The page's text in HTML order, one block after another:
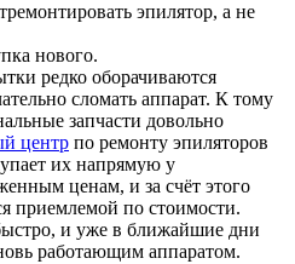
эпилятор, а не
нового.
редко оборачиваются
сломать аппарат. К тому
запчасти довольно
центр по ремонту эпиляторов
их напрямую у
ценам, и за счёт этого
приемлемой по стоимости.
и уже в ближайшие дни
работающим аппаратом.